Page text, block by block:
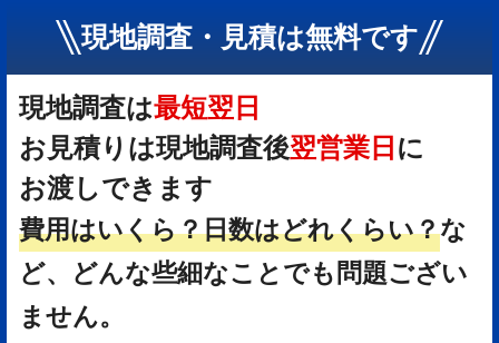
現地調査・見積は無料です
現地調査は最短翌日
お見積りは現地調査後翌営業日 に
お渡しできます
費用はいくら？日数はどれくらい？な
ど、どんな些細なことでも問題ござい
ません。